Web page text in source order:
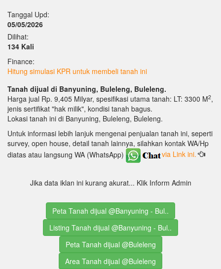
Tanggal Upd:
05/05/2026
Dilihat:
134 Kali
Finance:
Hitung simulasi KPR untuk membeli tanah ini
Tanah dijual di Banyuning, Buleleng, Buleleng.
Harga jual Rp. 9,405 Milyar, spesifikasi utama tanah: LT: 3300 M2,
jenis sertifikat "hak milik", kondisi tanah bagus.
Lokasi tanah ini di Banyuning, Buleleng, Buleleng.
Untuk informasi lebih lanjuk mengenai penjualan tanah ini, seperti
survey, open house, detail tanah lainnya, silahkan kontak WA/Hp
diatas atau langsung WA (WhatsApp)
via Link ini.
Jika data iklan ini kurang akurat... Klik Inform Admin
Peta Tanah dijual @Banyuning - Bul..
Listing Tanah dijual @Banyuning - Bul..
Peta Tanah dijual @Buleleng
Area Tanah dijual @Buleleng